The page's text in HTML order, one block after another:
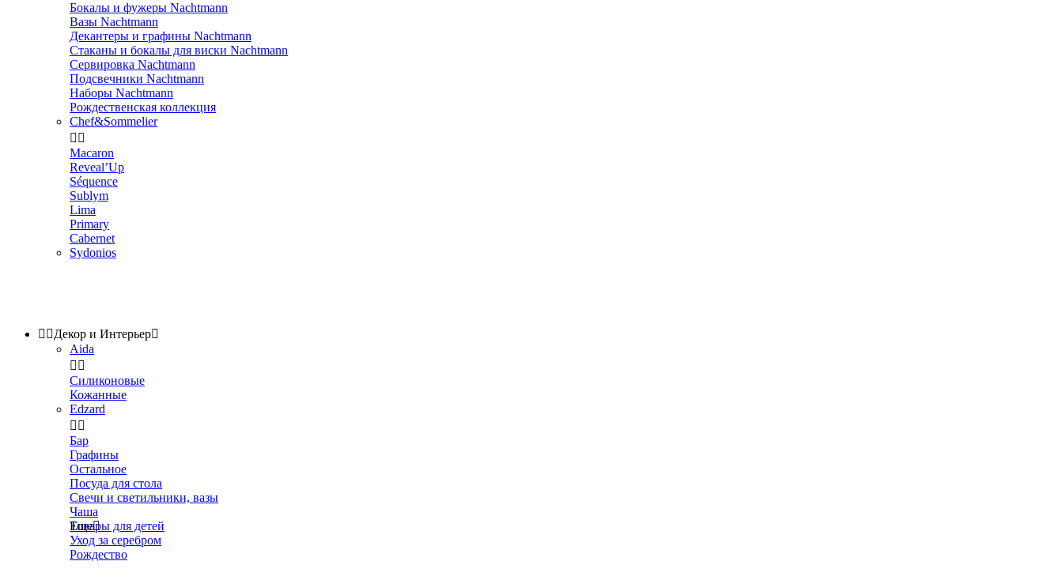
Бокалы и фужеры Nachtmann
Вазы Nachtmann
Декантеры и графины Nachtmann
Стаканы и бокалы для виски Nachtmann
Сервировка Nachtmann
Подсвечники Nachtmann
Наборы Nachtmann
Рождественская коллекция
Chef&Sommelier
 
Macaron
Reveal’Up
Séquence
Sublym
Lima
Primary
Cabernet
Sydonios
 Декор и Интерьер
Aida
 
Силиконовые
Кожанные
Edzard
 
Бар
Графины
Остальное
Посуда для стола
Свечи и светильники, вазы
Чаша
Товары для детей
Уход за серебром
Рождество
Еще